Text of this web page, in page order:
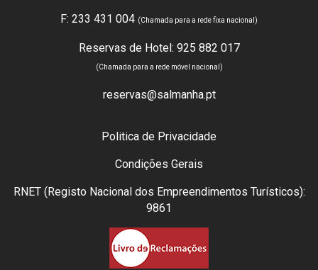
F: 233 431 004 (Chamada para a rede fixa nacional)
Reservas de Hotel: 925 882 017
(Chamada para a rede móvel nacional)
reservas@salmanha.pt
Politica de Privacidade
Condições Gerais
RNET (Registo Nacional dos Empreendimentos Turísticos):
9861